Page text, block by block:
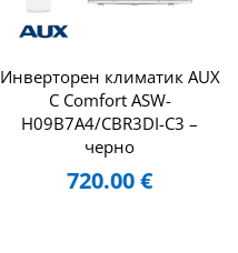
Инверторен климатик AUX
C Comfort ASW-
H09B7A4/CBR3DI-C3 –
черно
720.00€